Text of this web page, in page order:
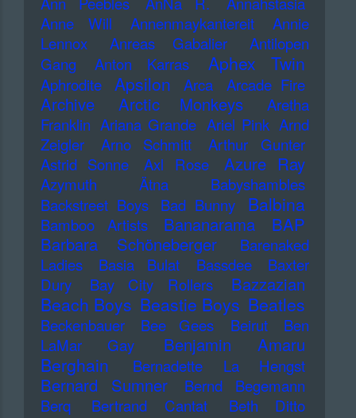
Anne Will
Annenmaykantereit
Annie
Lennox
Anreas Gabalier
Antilopen
Gang
Anton Karras Aphex Twin
Aphrodite Apsilon Arca Arcade Fire
Archive Arctic Monkeys
Aretha
Franklin Ariana Grande Ariel Pink Arnd
Zeigler
Arno Schmitt
Arthur Gunter
Astrid Sonne
Axl Rose Azure Ray
Azymuth Ätna
Babyshambles
Backstreet Boys
Bad Bunny Balbina
Bamboo Artists Bananarama
BAP
Barbara Schöneberger
Barenaked
Ladies
Basia Bulat Bassdee
Baxter
Dury
Bay City Rollers Bazzazian
Beach Boys Beastie Boys Beatles
Beckenbauer Bee Gees Beirut
Ben
LaMar Gay
Benjamin Amaru
Berghain Bernadette La Hengst
Bernard Sumner
Bernd Begemann
Berq
Bertrand Cantat Beth Ditto